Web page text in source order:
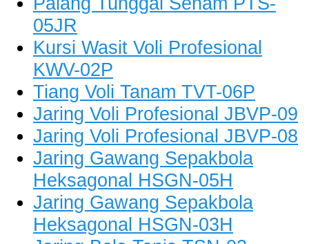
05JR
Kursi Wasit Voli Profesional
KWV-02P
Tiang Voli Tanam TVT-06P
Jaring Voli Profesional JBVP-09
Jaring Voli Profesional JBVP-08
Jaring Gawang Sepakbola
Heksagonal HSGN-05H
Jaring Gawang Sepakbola
Heksagonal HSGN-03H